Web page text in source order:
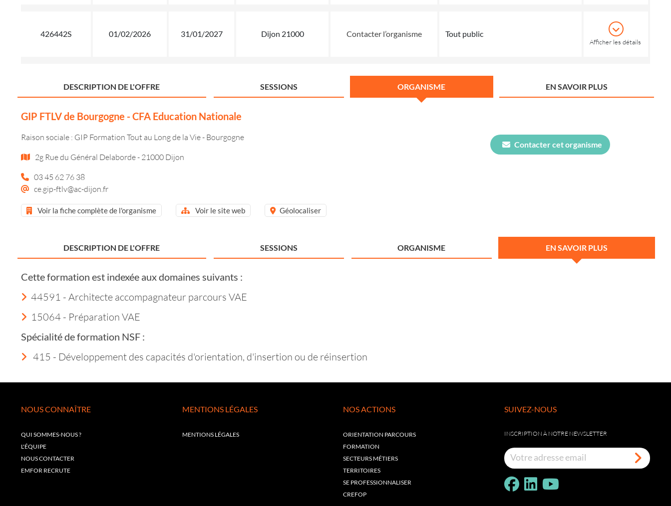
426442S 01/02/2026 31/01/2027 Dijon 21000 Contacter l’organisme Tout public
Afficher les détails
DESCRIPTION DE L'OFFRE SESSIONS ORGANISME EN SAVOIR PLUS
GIP FTLV de Bourgogne - CFA Education Nationale
Raison sociale : GIP Formation Tout au Long de la Vie - Bourgogne
2g Rue du Général Delaborde - 21000 Dijon
03 45 62 76 38
ce.gip-ftlv@ac-dijon.fr
Voir la fiche complète de l'organisme Voir le site web Géolocaliser
Contacter cet organisme
DESCRIPTION DE L'OFFRE SESSIONS ORGANISME EN SAVOIR PLUS
Cette formation est indexée aux domaines suivants :
44591 - Architecte accompagnateur parcours VAE
15064 - Préparation VAE
Spécialité de formation NSF :
415 - Développement des capacités d'orientation, d'insertion ou de réinsertion
NOUS CONNAÎTRE
QUI SOMMES-NOUS ?
L'ÉQUIPE
NOUS CONTACTER
EMFOR RECRUTE
MENTIONS LÉGALES
MENTIONS LÉGALES
NOS ACTIONS
ORIENTATION PARCOURS
FORMATION
SECTEURS MÉTIERS
TERRITOIRES
SE PROFESSIONNALISER
CREFOP
SUIVEZ-NOUS
INSCRIPTION À NOTRE NEWSLETTER